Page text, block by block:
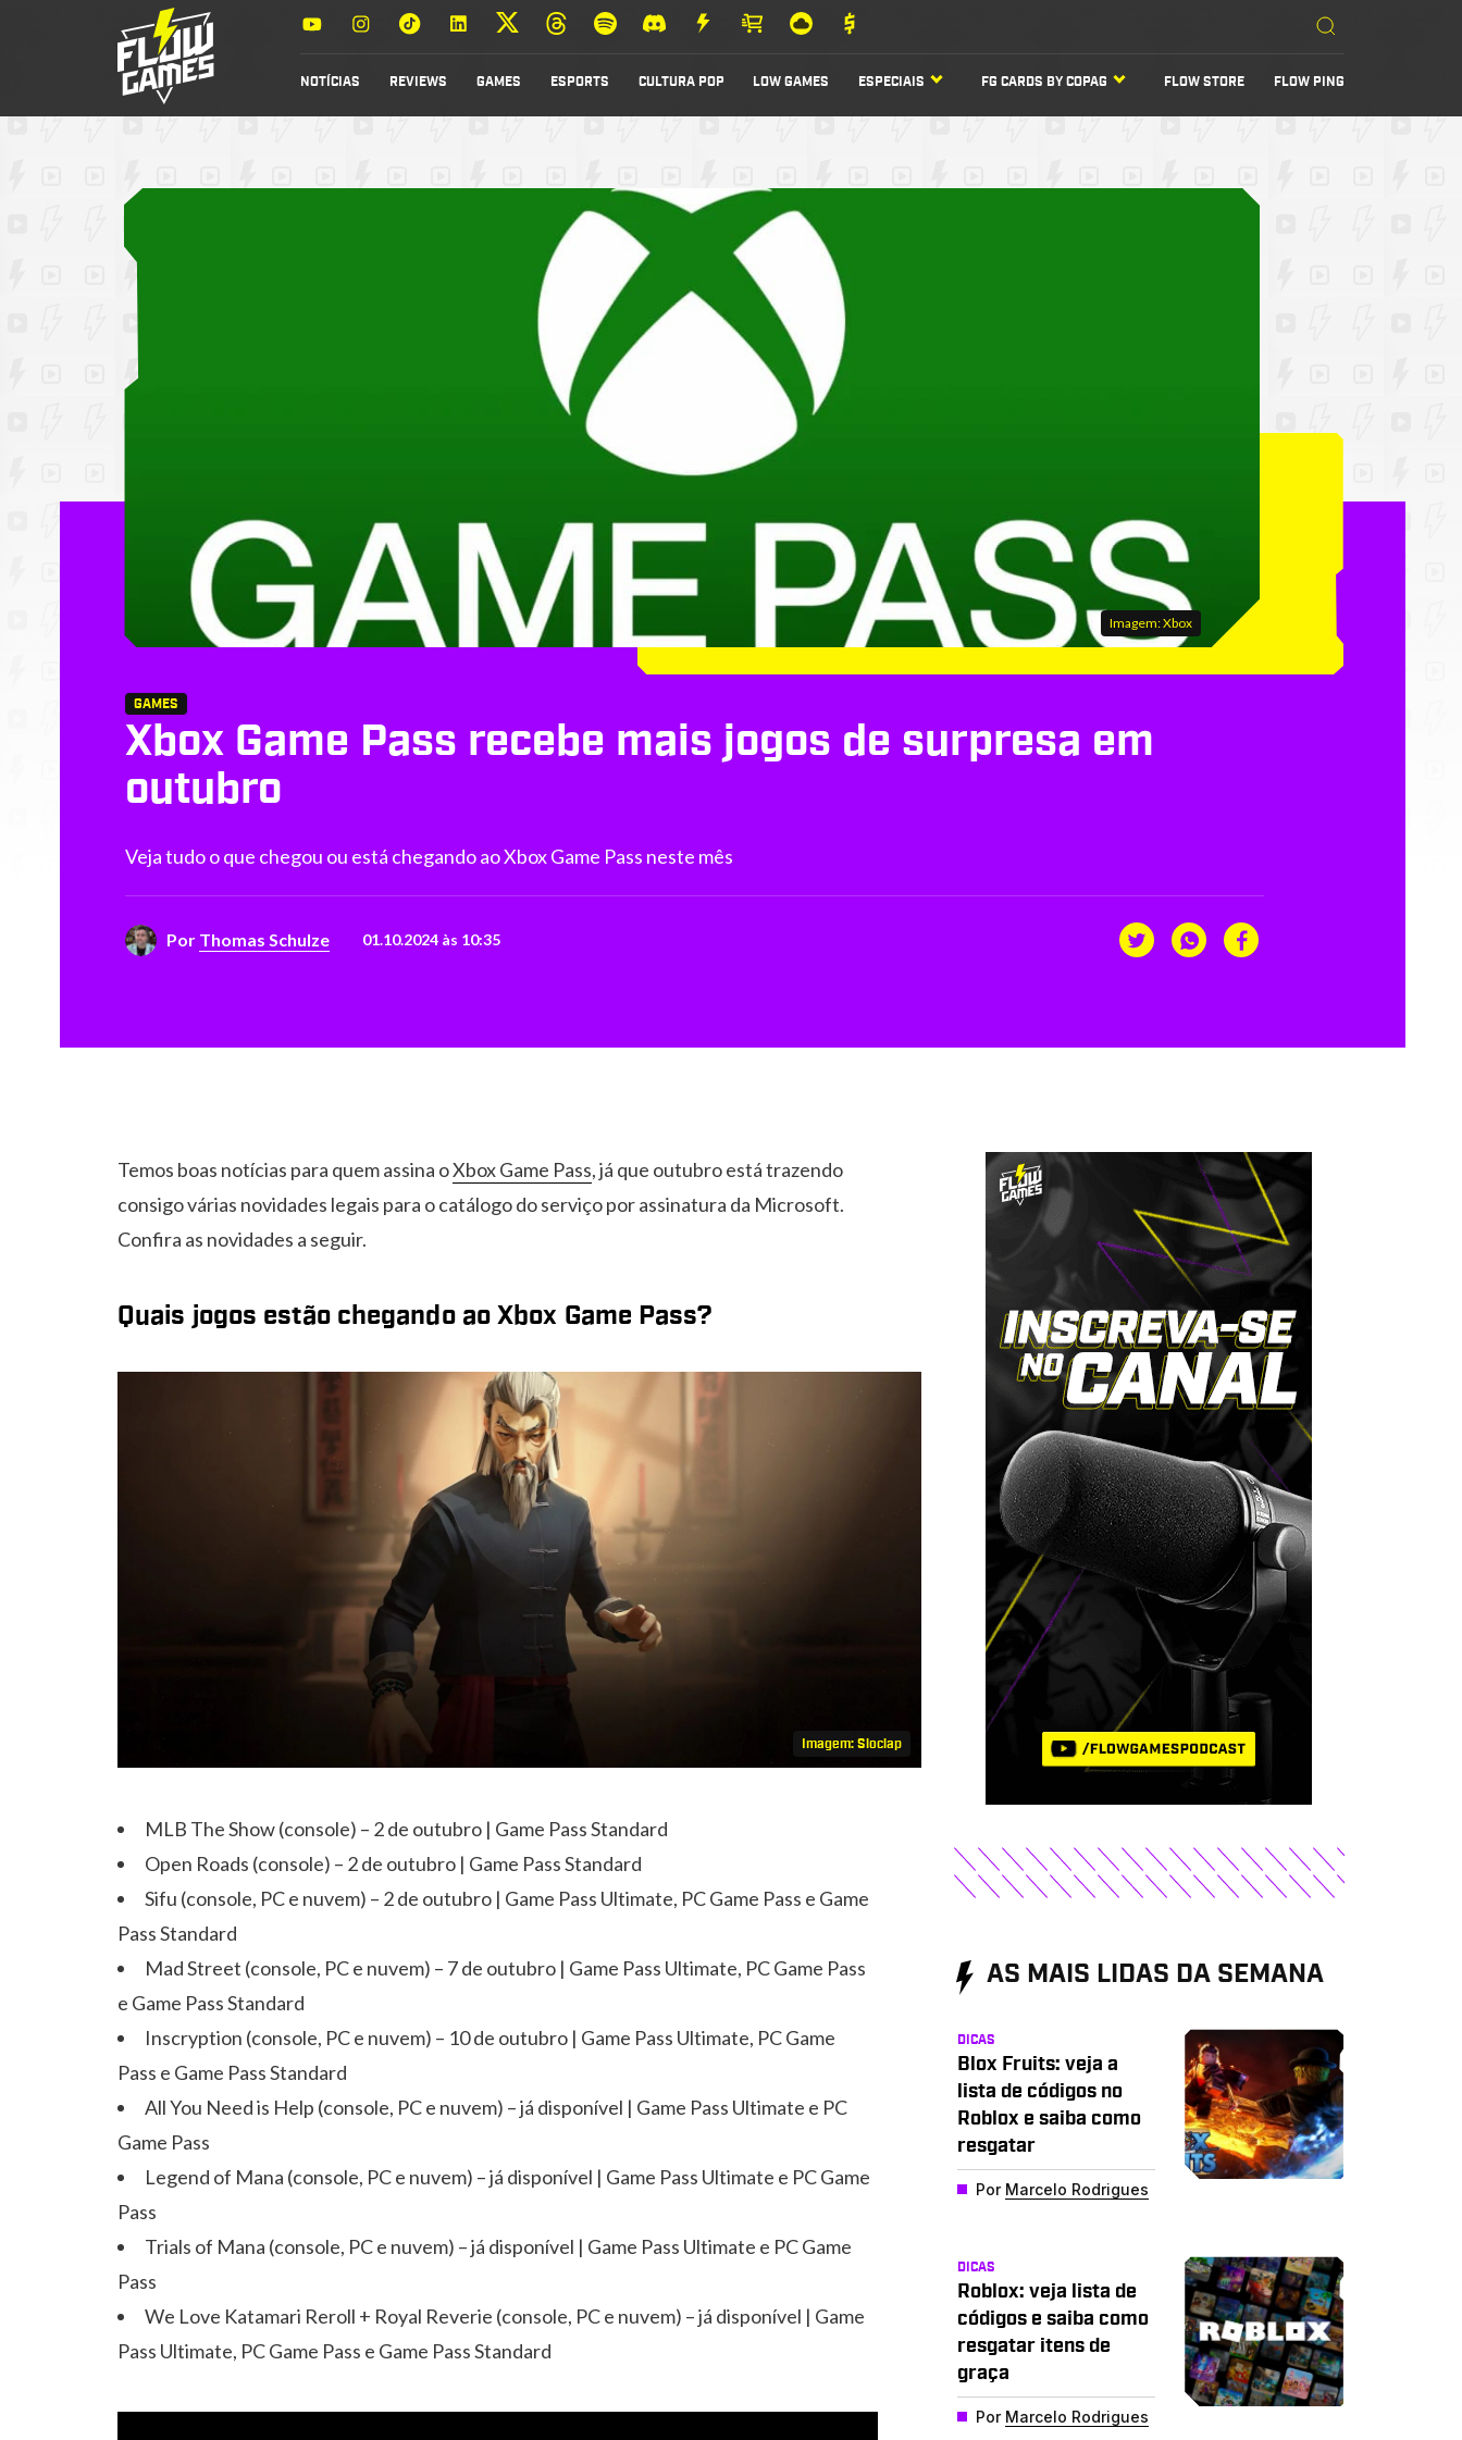
NOTÍCIAS REVIEWS GAMES ESPORTS CULTURA POP LOW GAMES ESPECIAIS FG CARDS BY COPAG FLOW STORE FLOW PING
Imagem: Xbox
GAMES
Xbox Game Pass recebe mais jogos de surpresa em
outubro
Veja tudo o que chegou ou está chegando ao Xbox Game Pass neste mês
Por Thomas Schulze 01.10.2024 às 10:35
Temos boas notícias para quem assina oXbox Game Pass, já que outubro está trazendo
consigo várias novidades legais para o catálogo do serviço por assinatura da Microsoft.
Confira as novidades a seguir.
Quais jogos estão chegando ao Xbox Game Pass?
Imagem: Sloclap
MLB The Show (console) – 2 de outubro | Game Pass Standard
Open Roads (console) – 2 de outubro | Game Pass Standard
Sifu (console, PC e nuvem) – 2 de outubro | Game Pass Ultimate, PC Game Pass e Game
Pass Standard
Mad Street (console, PC e nuvem) – 7 de outubro | Game Pass Ultimate, PC Game Pass
e Game Pass Standard
Inscryption (console, PC e nuvem) – 10 de outubro | Game Pass Ultimate, PC Game
Pass e Game Pass Standard
All You Need is Help (console, PC e nuvem) – já disponível | Game Pass Ultimate e PC
Game Pass
Legend of Mana (console, PC e nuvem) – já disponível | Game Pass Ultimate e PC Game
Pass
Trials of Mana (console, PC e nuvem) – já disponível | Game Pass Ultimate e PC Game
Pass
We Love Katamari Reroll + Royal Reverie (console, PC e nuvem) – já disponível | Game
Pass Ultimate, PC Game Pass e Game Pass Standard
AS MAIS LIDAS DA SEMANA
DICAS
Blox Fruits: veja a
lista de códigos no
Roblox e saiba como
resgatar
Por Marcelo Rodrigues
DICAS
Roblox: veja lista de
códigos e saiba como
resgatar itens de
graça
Por Marcelo Rodrigues